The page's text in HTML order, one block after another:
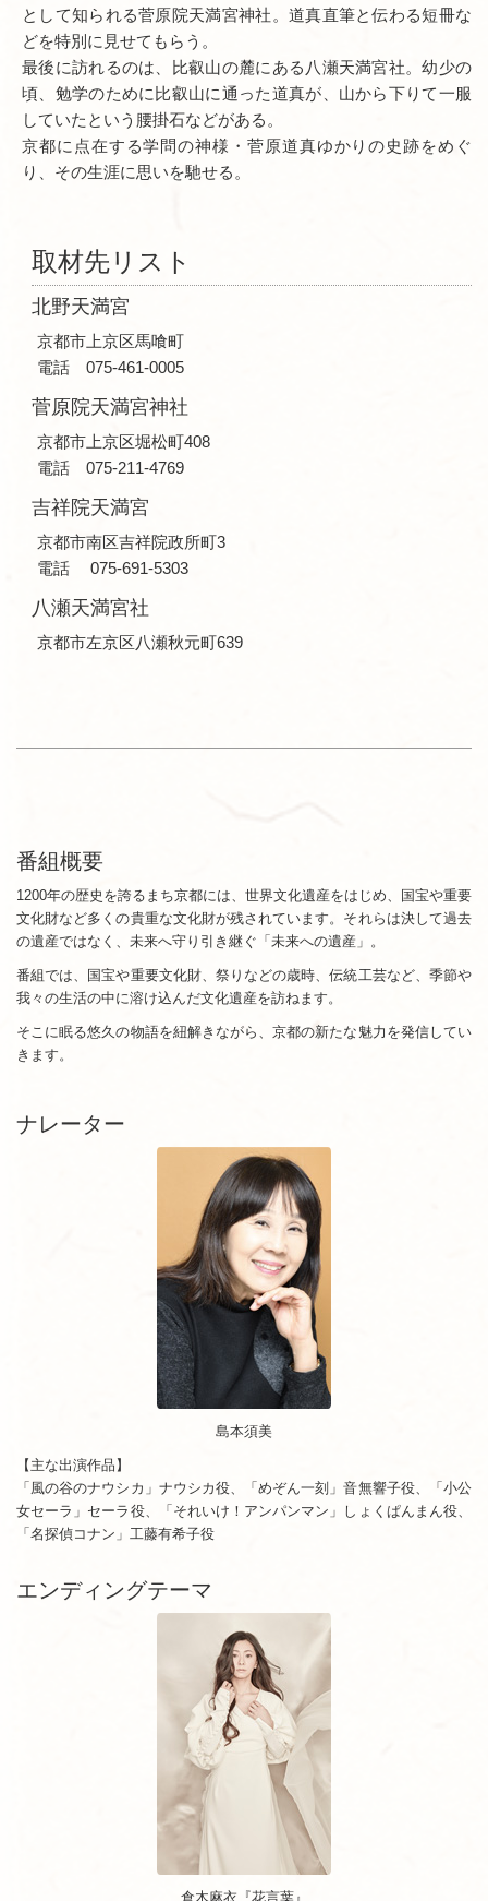
として知られる菅原院天満宮神社。道真直筆と伝わる短冊な
どを特別に見せてもらう。
最後に訪れるのは、比叡山の麓にある八瀬天満宮社。幼少の
頃、勉学のために比叡山に通った道真が、山から下りて一服
していたという腰掛石などがある。
京都に点在する学問の神様・菅原道真ゆかりの史跡をめぐ
り、その生涯に思いを馳せる。
取材先リスト
北野天満宮
京都市上京区馬喰町
電話 075-461-0005
菅原院天満宮神社
京都市上京区堀松町408
電話 075-211-4769
吉祥院天満宮
京都市南区吉祥院政所町3
電話 075-691-5303
八瀬天満宮社
京都市左京区八瀬秋元町639
番組概要
1200年の歴史を誇るまち京都には、世界文化遺産をはじめ、国宝や重要
文化財など多くの貴重な文化財が残されています。それらは決して過去
の遺産ではなく、未来へ守り引き継ぐ「未来への遺産」。
番組では、国宝や重要文化財、祭りなどの歳時、伝統工芸など、季節や
我々の生活の中に溶け込んだ文化遺産を訪ねます。
そこに眠る悠久の物語を紐解きながら、京都の新たな魅力を発信してい
きます。
ナレーター
島本須美
【主な出演作品】
「風の谷のナウシカ」ナウシカ役、「めぞん一刻」音無響子役、「小公
女セーラ」セーラ役、「それいけ！アンパンマン」しょくぱんまん役、
「名探偵コナン」工藤有希子役
エンディングテーマ
倉木麻衣『花言葉』